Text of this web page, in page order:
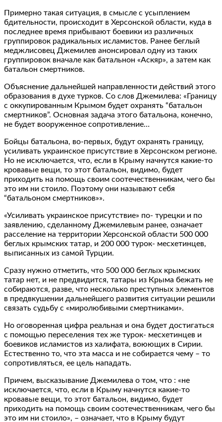
Примерно такая ситуация, в смысле с усыплением
бдительности, происходит в Херсонской области, куда в
последнее время прибывают боевики из различных
группировок радикальных исламистов. Ранее беглый
меджлисовец Джемилев анонсировал одну из таких
группировок вначале как батальнон «Аскяр», а затем как
батальон смертников.
Объяснение дальнейшей направленности действий этого
образования в духе турков. Со слов Джемилева: «Границу
с оккупированным Крымом будет охранять “батальон
смертников”. Основная задача этого батальона, конечно,
не будет вооруженное сопротивление…
Бойцы батальона, во-первых, будут охранять границу,
усиливать украинское присутствие в Херсонском регионе.
Но не исключается, что, если в Крыму начнутся какие-то
кровавые вещи, то этот батальон, видимо, будет
приходить на помощь своим соотечественникам, чего бы
это им ни стоило. Поэтому они называют себя
“батальоном смертников»».
«Усиливать украинское присутствие» по- турецки и по
заявлению, сделанному Джемилевым ранее, означает
расселение на территории Херсонской области 500 000
беглых крымских татар, и 200 000 турок- месхетинцев,
выписанных из самой Турции.
Сразу нужно отметить, что 500 000 беглых крымских
татар нет, и не предвидится, татары из Крыма бежать не
собираются, разве, что несколько преступных элементов
в предвкушении дальнейшего развития ситуации решили
связать судьбу с «миролюбивыми смертниками».
Но оговоренная цифра реальная и она будет достигаться
с помощью переселения тех же турок- месхетинцев и
боевиков исламистов из халифата, воюющих в Сирии.
Естественно то, что эта масса и не собирается чему – то
сопротивляться, ее цель нападать.
Причем, высказывание Джемилева о том, что : «не
исключается, что, если в Крыму начнутся какие-то
кровавые вещи, то этот батальон, видимо, будет
приходить на помощь своим соотечественникам, чего бы
это им ни стоило», – означает, что в Крыму будут